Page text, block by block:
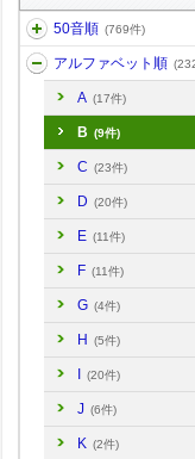
50音順 (769件)
アルファベット順
A (17件)
B (9件)
C (23件)
D (20件)
E (11件)
F (11件)
G (4件)
H (5件)
(20件)
J (6件)
K (2件)